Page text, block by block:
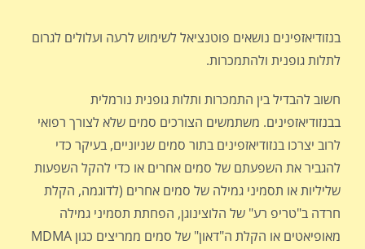
בנזודיאזפינים נושאים פוטנציאל לשימוש לרעה ועלולים לגרום
לתלות גופנית ולהתמכרות.
חשוב להבדיל בין התמכרות ותלות גופנית נורמלית
בבנזודיאזפינים. משתמשים הצורכים סמים שלא לצורך רפואי
לרוב יצרכו בנזודיאזפינים בתור סמים שניוניים, בעיקר כדי
להגביר את השפעתם של סמים אחרים או כדי להקל השפעות
שליליות או תסמיני גמילה של סמים אחרים (לדוגמה, הקלת
חרדה ב"טריפ רע" של הלוצינוגן, הפחתת תסמיני גמילה
מאופיאטים או הקלת ה"דאון" של סמים ממריצים כגון MDMA